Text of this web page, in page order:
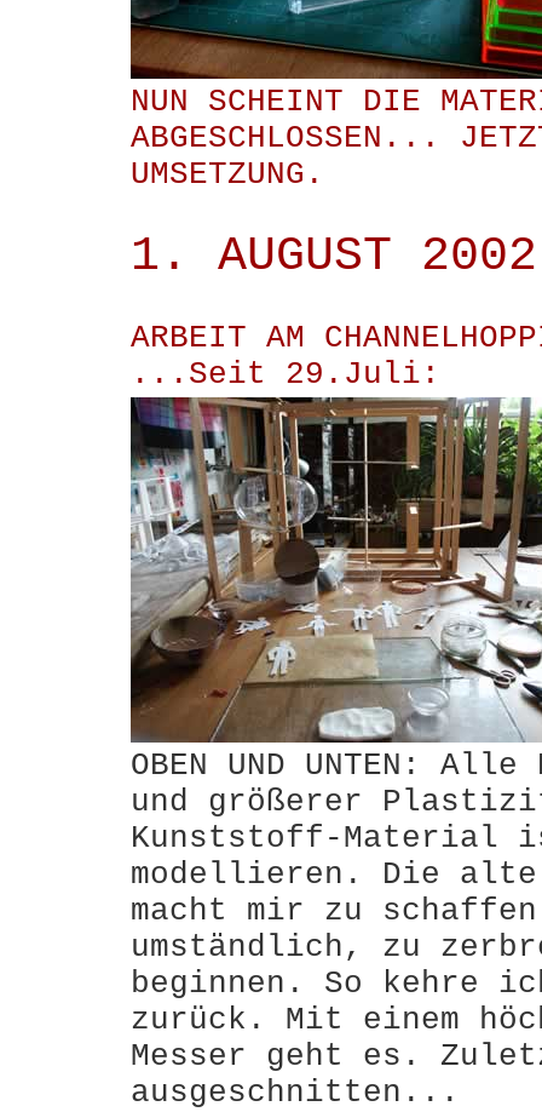
NUN SCHEINT DIE
ABGESCHLOSSEN...
UMSETZUNG.
1. AUGUST 2002
ARBEIT AM
...Seit 29.Juli:
OBEN UND UNTEN:
und größerer
Kunststoff-Material
modellieren. Die alte
macht mir zu
umständlich, zu
beginnen. So kehre
zurück. Mit einem
Messer geht es.
ausgeschnitten...